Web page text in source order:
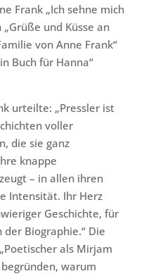
Frank „Ich sehne mich
und Küsse an
von Anne Frank“
Buch für Hanna“
urteilte: „Pressler ist
voller
die sie ganz
knappe
– in allen ihren
Intensität. Ihr Herz
Geschichte, für
Biographie.“ Die
als Mirjam
warum